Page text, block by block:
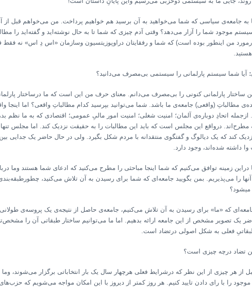
به جامعه‌ی سیاسی که شما می‌خواهید به آن برسید هم خواهیم پرداخت. من می‌خواهم قبل از آن
موجود شما را آزار می‌دهد؟ وقتی آدم چیزی که شما تا به حال نوشته‌اید و گفته‌اید را
من اینطور بوده است) که شما و رفقایتان دراوپوزیتسیون وسازمان «اس دِ اس» نه فقط
هستید.
آیا شما سیستم پارلمانی را سیستمی بی‌مصرف می‌دانید؟
ساختار پارلمانی کنونی را بی‌مصرف می‌دانم. معنای حرف من این است که ما درساختار
مطالباتِ (واقعی) جامعه‌ی ما باشد. شما می‌توانید بپرسید کدام مطالباتِ واقعی؟ اما اینجا
اتحادِ دوباره‌ی آلمان؛ امنیت شغلی؛ امنیت امور مالیِ عمومی؛ اقتصادی که به ما نظم
مطرح‌اند. درواقع این مجلس است که باید این مطالبات را به حقیقت نزدیک کند. اما مجلس تنها
کند که یک دیالوگ و گفتگوی منتقدانه با مردم شکل بگیرد. ولی در حال حاضر یک جدایی
داشته شده‌اند، وجود دارد.
دراین زمینه توافق می‌کنیم که شما اینجا مباحثی را مطرح می‌کنید که ادعای شما هستند وما
آنها را می‌پذیریم. بمن بگویید جامعه‌ای که شما برای رسیدن به آن تلاش می‌کنید،
که «ما» برای رسیدن به آن تلاش می‌کنیم، جامعه‌ی حاصل از نتیجه‌ی یک پروسه‌ی طولانی
یک تصویر مشخص از این جامعه ارائه بدهیم. اما ما می‌توانیم ساختار طبقاتی آن را
فعلی به شکل اصولی درتضاد است.
تضاد درچه چیزی است؟
از هر چیزی از این نظر که درشرایط فعلی هرچهار سال یک بار انتخاباتی برگزار می‌شوند،
را با رای دادن تایید کنیم. هر روز کمتر از دیروز با این امکان مواجه می‌شویم که حزب‌های